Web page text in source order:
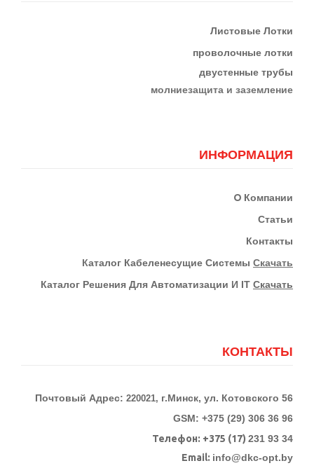
Листовые Лотки
проволочные лотки
двустенные трубы
молниезащита и заземление
ИНФОРМАЦИЯ
О Компании
Статьи
Контакты
КАталог Кабеленесущие Системы Скачать
Каталог Решения Для Автоматизации И IT Скачать
КОНТАКТЫ
Почтовый Адрес: 220021, г.Минск, ул. Котовского 56
GSM: +375 (29) 306 36 96
Телефон: +375 (17) 231 93 34
Email: info@dkc-opt.by